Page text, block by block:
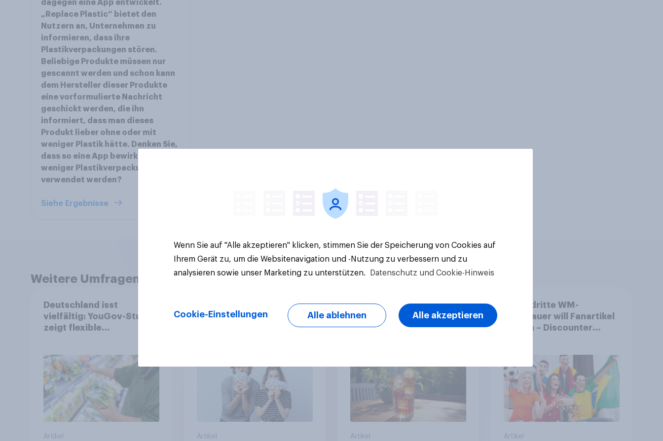
dagegen eine App entwickelt.
„Replace Plastic“ bietet den
Nutzern an, Unternehmen zu
informieren, dass ihre
Plastikverpackungen stören.
Beliebige Produkte müssen nur
gescannt werden und schon kann
dem Hersteller dieser Produkte
eine vorformulierte Nachricht
geschickt werden, die ihn
informiert, dass man dieses
Produkt lieber ohne oder mit
weniger Plastik hätte. Denken Sie,
dass so eine App bewirkt, dass
weniger Plastikverpackungen
verwendet werden?
Siehe Ergebnisse
Weitere Umfragen anzeigen
Deutschland isst
vielfältig: YouGov-Studie
zeigt flexible
Artikel
sprechen die Deutschen
eigentlich über Geld?
Artikel
Eistee in Österreich:
Stabile Nachfrage und
neue Wachstumsimpulse
Artikel
Jeder dritte WM-
Zuschauer will Fanartikel
kaufen – Discounter
Artikel
Wenn Sie auf "Alle akzeptieren" klicken, stimmen Sie der Speicherung von Cookies auf
Ihrem Gerät zu, um die Websitenavigation und -Nutzung zu verbessern und zu
analysieren sowie unser Marketing zu unterstützen.
Datenschutz und Cookie-Hinweis
Cookie-Einstellungen Alle ablehnen Alle akzeptieren